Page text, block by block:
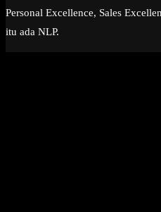
Personal Excellence, Sales
itu ada NLP.